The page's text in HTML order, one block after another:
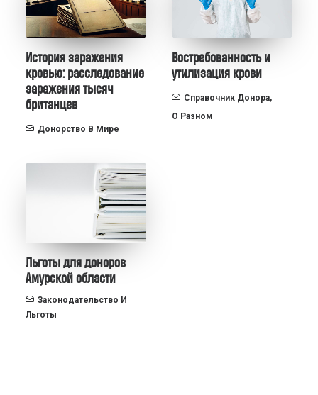
История заражения
кровью: расследование
заражения тысяч
британцев
Донорство В Мире
Востребованность и
утилизация крови
Справочник Донора,
О Разном
Льготы для доноров
Амурской области
Законодательство И
Льготы